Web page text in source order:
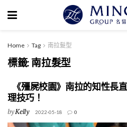
Home Tag 南拉髮型
標籤: 南拉髮型
《殭屍校園》南拉的知性長
理技巧！
byKelly 2022-05-18 0